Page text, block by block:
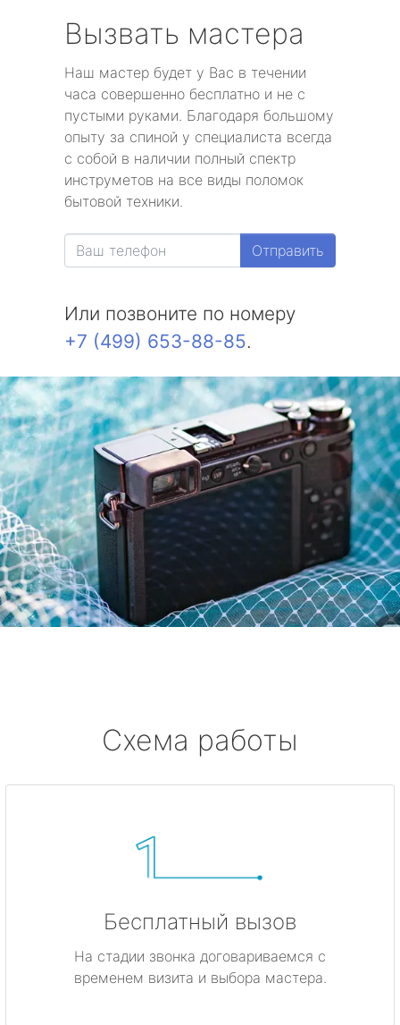
Вызвать мастера
Наш мастер будет у Вас в течении
часа совершенно бесплатно и не с
пустыми руками. Благодаря большому
опыту за спиной у специалиста всегда
с собой в наличии полный спектр
инструметов на все виды поломок
бытовой техники.
Отправить
Или позвоните по номеру
+7 (499) 653-88-85.
Схема работы
Бесплатный вызов
На стадии звонка договариваемся с
временем визита и выбора мастера.